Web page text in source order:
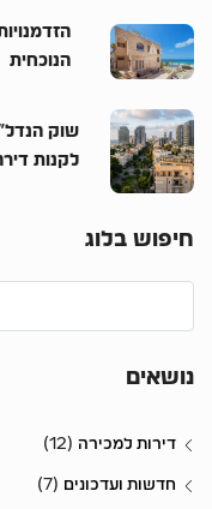
הנוכחית
שוק
לקנות
חיפוש בלוג
נושאים
דירות למכירה (12)
חדשות ועדכונים (7)